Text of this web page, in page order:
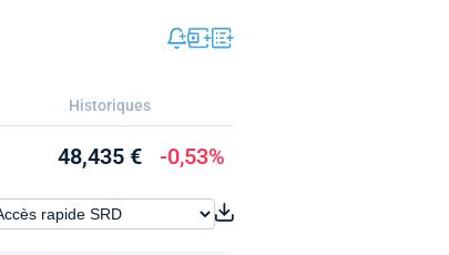
Historiques
48,435 € -0,53%